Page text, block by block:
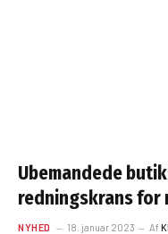
Ubemandede
redningskrans for
NYHED 18. januar 2023 Af